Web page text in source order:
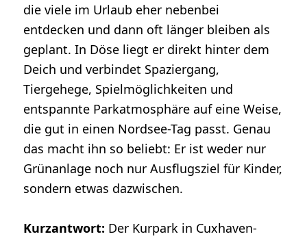
die viele im Urlaub eher nebenbei
entdecken und dann oft länger bleiben als
geplant. In Döse liegt er direkt hinter dem
Deich und verbindet Spaziergang,
Tiergehege, Spielmöglichkeiten und
entspannte Parkatmosphäre auf eine Weise,
die gut in einen Nordsee-Tag passt. Genau
das macht ihn so beliebt: Er ist weder nur
Grünanlage noch nur Ausflugsziel für Kinder,
sondern etwas dazwischen.
Kurzantwort: Der Kurpark in Cuxhaven-